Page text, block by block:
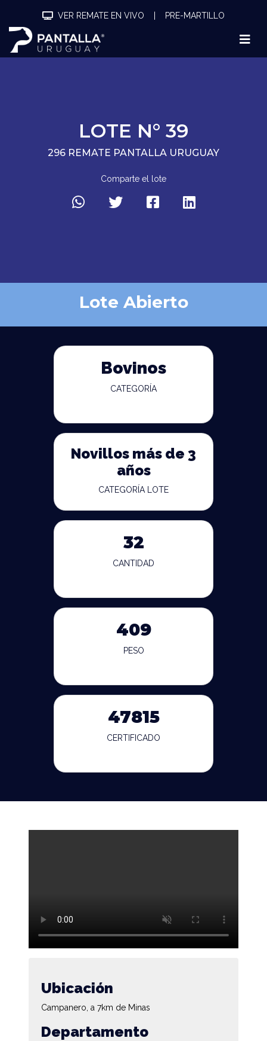
VER REMATE EN VIVO PRE-MARTILLO
LOTE N° 39
296 REMATE PANTALLA URUGUAY
Comparte el lote
Lote Abierto
Bovinos
CATEGORÍA
Novillos más de 3
años
CATEGORÍA LOTE
32
CANTIDAD
409
PESO
47815
CERTIFICADO
Ubicación
Campanero, a 7km de Minas
Departamento